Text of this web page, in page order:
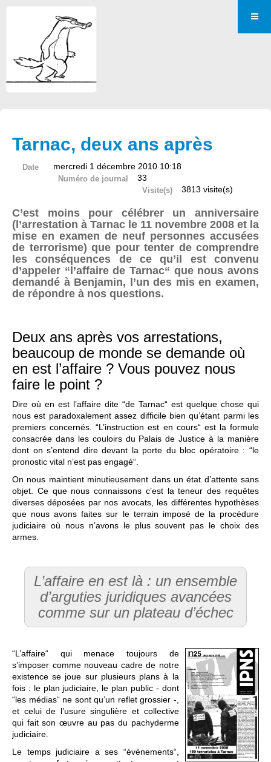
Tarnac, deux ans après
Date mercredi 1 décembre 2010 10:18
Numéro de journal 33
Visite(s) 3813 visite(s)
C’est moins pour célébrer un anniversaire
(l’arrestation à Tarnac le 11 novembre 2008 et la
mise en examen de neuf personnes accusées
de terrorisme) que pour tenter de comprendre
les conséquences de ce qu’il est convenu
d’appeler “l’affaire de Tarnac“ que nous avons
demandé à Benjamin, l’un des mis en examen,
de répondre à nos questions.
Deux ans après vos arrestations,
beaucoup de monde se demande où
en est l’affaire ? Vous pouvez nous
faire le point ?
Dire où en est l’affaire dite “de Tarnac“ est quelque chose qui
nous est paradoxalement assez difficile bien qu’étant parmi les
premiers concernés. “L’instruction est en cours“ est la formule
consacrée dans les couloirs du Palais de Justice à la manière
dont on s’entend dire devant la porte du bloc opératoire : “le
pronostic vital n’est pas engagé“.
On nous maintient minutieusement dans un état d’attente sans
objet. Ce que nous connaissons c’est la teneur des requêtes
diverses déposées par nos avocats, les différentes hypothèses
que nous avons faites sur le terrain imposé de la procédure
judiciaire où nous n’avons le plus souvent pas le choix des
armes.
L’affaire en est là : un ensemble
d’arguties juridiques avancées
comme sur un plateau d’échec
“L’affaire“ qui menace toujours de
s’imposer comme nouveau cadre de notre
existence se joue sur plusieurs plans à la
fois : le plan judiciaire, le plan public - dont
“les médias“ ne sont qu’un reflet grossier -,
et celui de l’usure singulière et collective
qui fait son œuvre au pas du pachyderme
judiciaire.
Le temps judiciaire a ses “évènements“,